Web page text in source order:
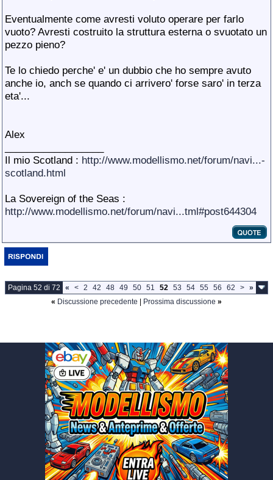
Eventualmente come avresti voluto operare per farlo
vuoto? Avresti costruito la struttura esterna o svuotato un
pezzo pieno?
Te lo chiedo perche' e' un dubbio che ho sempre avuto
anche io, anch se quando ci arrivero' forse saro' in terza
eta'...
Alex
Il mio Scotland : http://www.modellismo.net/forum/navi...-
scotland.html
La Sovereign of the Seas :
http://www.modellismo.net/forum/navi...tml#post644304
Pagina 52 di 72 « < 2 42 48 49 50 51 52 53 54 55 56 62 > »
« Discussione precedente Prossima discussione »